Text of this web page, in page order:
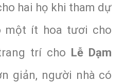
hai họ khi tham dự
một ít hoa tươi cho
trí cho Lễ Dạm
giản, người nhà có